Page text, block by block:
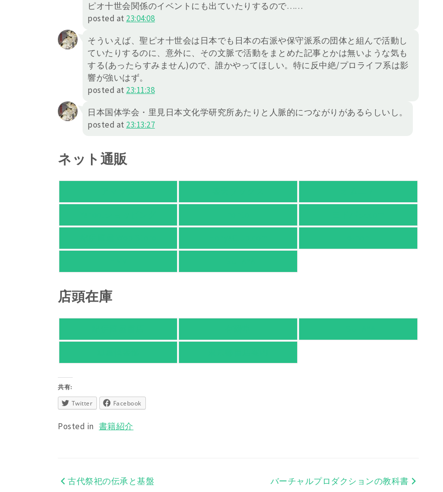
ピオ十世会関係のイベントにも出ていたりするので……
posted at 23:04:08
そういえば、聖ピオ十世会は日本でも日本の右派や保守派系の団体と組んで活動し
ていたりするのに、意外に、その文脈で活動をまとめた記事とかは無いような気も
する(あったらすみません)ので、誰かやってほしい。特に反中絶/プロライフ系は影
響が強いはず。
posted at 23:11:38
日本国体学会・里見日本文化学研究所あたりと人脈的につながりがあるらしいし。
posted at 23:13:27
ネット通販
店頭在庫
共有:
Twitter Facebook
Posted in 書籍紹介
投古代祭祀の伝承と基盤 バーチャルプロダクションの教科書